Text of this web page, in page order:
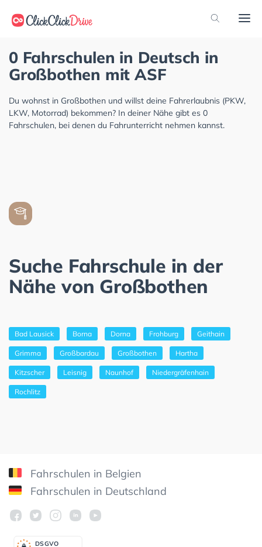
0 Fahrschulen in Deutsch in
Großbothen mit ASF
Du wohnst in Großbothen und willst deine Fahrerlaubnis (PKW,
LKW, Motorrad) bekommen? In deiner Nähe gibt es 0
Fahrschulen, bei denen du Fahrunterricht nehmen kannst.
Suche Fahrschule in der
Nähe von Großbothen
Bad Lausick Borna Dorna Frohburg Geithain
Grimma Großbardau Großbothen Hartha
Kitzscher Leisnig Naunhof Niedergräfenhain
Rochlitz
Fahrschulen in Belgien
Fahrschulen in Deutschland
DSGVO